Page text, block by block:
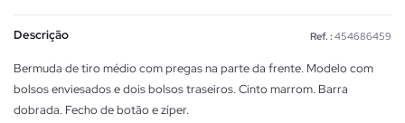
Descrição Ref. : 454686459
Bermuda de tiro médio com pregas na parte da frente. Modelo com
bolsos enviesados e dois bolsos traseiros. Cinto marrom. Barra
dobrada. Fecho de botão e zíper.